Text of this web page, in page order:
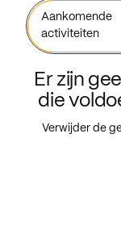
Aankomende
activiteiten
Er zijn
die
Verwijder de